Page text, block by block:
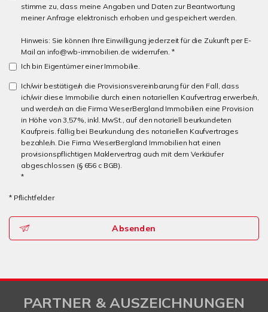
stimme zu, dass meine Angaben und Daten zur Beantwortung
meiner Anfrage elektronisch erhoben und gespeichert werden.
Hinweis: Sie können Ihre Einwilligung jederzeit für die Zukunft per E-
Mail an info@wb-immobilien.de widerrufen. *
Ich bin Eigentümer einer Immobilie.
Ich/wir bestätige/n die Provisionsvereinbarung für den Fall, dass
ich/wir diese Immobilie durch einen notariellen Kaufvertrag erwerbe/n,
und werde/n an die Firma WeserBergland Immobilien eine Provision
in Höhe von 3,57%, inkl. MwSt., auf den notariell beurkundeten
Kaufpreis. fällig bei Beurkundung des notariellen Kaufvertrages
bezahle/n. Die Firma WeserBergland Immobilien hat einen
provisionspflichtigen Maklervertrag auch mit dem Verkäufer
abgeschlossen (§ 656 c BGB).
*
* Pflichtfelder
Absenden
PARTNER & AUSZEICHNUNGEN